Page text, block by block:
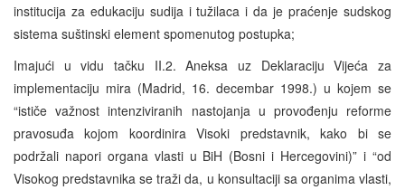
institucija za edukaciju sudija i tužilaca i da je praćenje sudskog
sistema suštinski element spomenutog postupka;
Imajući u vidu tačku II.2. Aneksa uz Deklaraciju Vijeća za
implementaciju mira (Madrid, 16. decembar 1998.) u kojem se
“ističe važnost intenziviranih nastojanja u provođenju reforme
pravosuđa kojom koordinira Visoki predstavnik, kako bi se
podržali napori organa vlasti u BiH (Bosni i Hercegovini)” i “od
Visokog predstavnika se traži da, u konsultaciji sa organima vlasti,